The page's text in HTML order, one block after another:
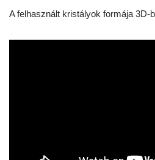
A felhasznált kristályok formája 3D-